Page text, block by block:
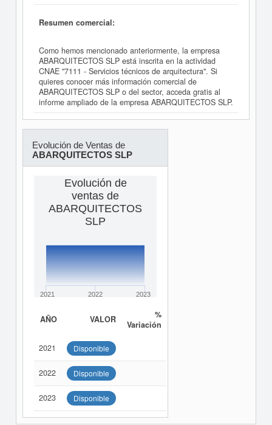
Resumen comercial:
Como hemos mencionado anteriormente, la empresa
ABARQUITECTOS SLP está inscrita en la actividad
CNAE "7111 - Servicios técnicos de arquitectura". Si
quieres conocer más información comercial de
ABARQUITECTOS SLP o del sector, acceda gratis al
informe ampliado de la empresa ABARQUITECTOS SLP.
Evolución de Ventas de
ABARQUITECTOS SLP
Evolución de
ventas de
ABARQUITECTOS
SLP
2021 2022 2023
AÑO VALOR
%
Variación
2021 Disponible
2022 Disponible
2023 Disponible